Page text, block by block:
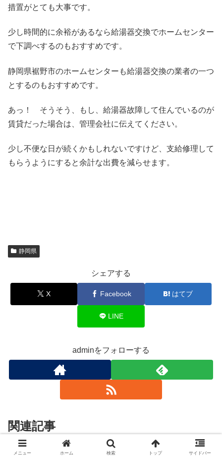
措置がとても大事です。
少し時間的に余裕があるなら給湯器交換でホームセンター
で下調べするのもおすすめです。
静岡県裾野市のホームセンターも給湯器交換の業者の一つ
とするのもおすすめです。
あっ！ そうそう、もし、給湯器故障して住んでいるのが
賃貸だった場合は、管理会社に伝えてください。
少し不便な日が続くかもしれないですけど、支給修理して
もらうようにすると余計な出費を減らせます。
静岡県
シェアする
X Facebook はてブ
LINE
adminをフォローする
関連記事
給湯器交換 静岡県菊川市でどこ
メニュー ホーム 検索 トップ サイドバー